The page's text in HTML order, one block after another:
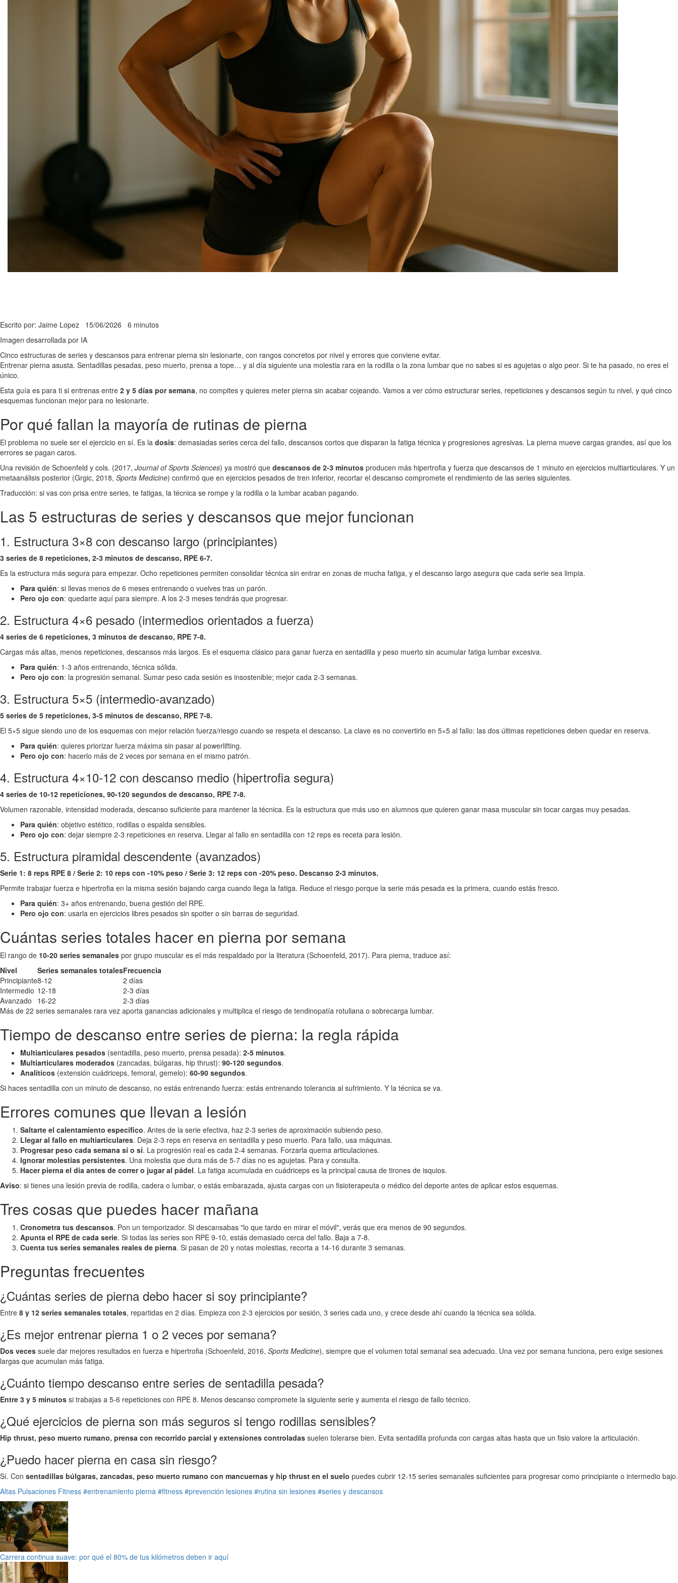
Escrito por: Jaime Lopez 15/06/2026 6 minutos
Imagen desarrollada por IA
Cinco estructuras de series y descansos para entrenar pierna sin lesionarte, con rangos concretos por nivel y errores que conviene evitar.
Entrenar pierna asusta. Sentadillas pesadas, peso muerto, prensa a tope… y al día siguiente una molestia rara en la rodilla o la zona lumbar que no sabes si es agujetas o algo peor. Si te ha pasado, no eres el
único.
Esta guía es para ti si entrenas entre 2 y 5 días por semana, no compites y quieres meter pierna sin acabar cojeando. Vamos a ver cómo estructurar series, repeticiones y descansos según tu nivel, y qué cinco
esquemas funcionan mejor para no lesionarte.
Por qué fallan la mayoría de rutinas de pierna
El problema no suele ser el ejercicio en sí. Es la dosis: demasiadas series cerca del fallo, descansos cortos que disparan la fatiga técnica y progresiones agresivas. La pierna mueve cargas grandes, así que los
errores se pagan caros.
Una revisión de Schoenfeld y cols. (2017, Journal of Sports Sciences) ya mostró que descansos de 2-3 minutos producen más hipertrofia y fuerza que descansos de 1 minuto en ejercicios multiarticulares. Y un
metaanálisis posterior (Grgic, 2018, Sports Medicine) confirmó que en ejercicios pesados de tren inferior, recortar el descanso compromete el rendimiento de las series siguientes.
Traducción: si vas con prisa entre series, te fatigas, la técnica se rompe y la rodilla o la lumbar acaban pagando.
Las 5 estructuras de series y descansos que mejor funcionan
1. Estructura 3×8 con descanso largo (principiantes)
3 series de 8 repeticiones, 2-3 minutos de descanso, RPE 6-7.
Es la estructura más segura para empezar. Ocho repeticiones permiten consolidar técnica sin entrar en zonas de mucha fatiga, y el descanso largo asegura que cada serie sea limpia.
Para quién: si llevas menos de 6 meses entrenando o vuelves tras un parón.
Pero ojo con: quedarte aquí para siempre. A los 2-3 meses tendrás que progresar.
2. Estructura 4×6 pesado (intermedios orientados a fuerza)
4 series de 6 repeticiones, 3 minutos de descanso, RPE 7-8.
Cargas más altas, menos repeticiones, descansos más largos. Es el esquema clásico para ganar fuerza en sentadilla y peso muerto sin acumular fatiga lumbar excesiva.
Para quién: 1-3 años entrenando, técnica sólida.
Pero ojo con: la progresión semanal. Sumar peso cada sesión es insostenible; mejor cada 2-3 semanas.
3. Estructura 5×5 (intermedio-avanzado)
5 series de 5 repeticiones, 3-5 minutos de descanso, RPE 7-8.
El 5×5 sigue siendo uno de los esquemas con mejor relación fuerza/riesgo cuando se respeta el descanso. La clave es no convertirlo en 5×5 al fallo: las dos últimas repeticiones deben quedar en reserva.
Para quién: quieres priorizar fuerza máxima sin pasar al powerlifting.
Pero ojo con: hacerlo más de 2 veces por semana en el mismo patrón.
4. Estructura 4×10-12 con descanso medio (hipertrofia segura)
4 series de 10-12 repeticiones, 90-120 segundos de descanso, RPE 7-8.
Volumen razonable, intensidad moderada, descanso suficiente para mantener la técnica. Es la estructura que más uso en alumnos que quieren ganar masa muscular sin tocar cargas muy pesadas.
Para quién: objetivo estético, rodillas o espalda sensibles.
Pero ojo con: dejar siempre 2-3 repeticiones en reserva. Llegar al fallo en sentadilla con 12 reps es receta para lesión.
5. Estructura piramidal descendente (avanzados)
Serie 1: 8 reps RPE 8 / Serie 2: 10 reps con -10% peso / Serie 3: 12 reps con -20% peso. Descanso 2-3 minutos.
Permite trabajar fuerza e hipertrofia en la misma sesión bajando carga cuando llega la fatiga. Reduce el riesgo porque la serie más pesada es la primera, cuando estás fresco.
Para quién: 3+ años entrenando, buena gestión del RPE.
Pero ojo con: usarla en ejercicios libres pesados sin spotter o sin barras de seguridad.
Cuántas series totales hacer en pierna por semana
El rango de 10-20 series semanales por grupo muscular es el más respaldado por la literatura (Schoenfeld, 2017). Para pierna, traduce así:
Nivel
Series semanales totalesFrecuencia
Principiante8-12
2 días
Intermedio 12-18
2-3 días
Avanzado
16-22
2-3 días
Más de 22 series semanales rara vez aporta ganancias adicionales y multiplica el riesgo de tendinopatía rotuliana o sobrecarga lumbar.
Tiempo de descanso entre series de pierna: la regla rápida
Multiarticulares pesados (sentadilla, peso muerto, prensa pesada): 2-5 minutos.
Multiarticulares moderados (zancadas, búlgaras, hip thrust): 90-120 segundos.
Analíticos (extensión cuádriceps, femoral, gemelo): 60-90 segundos.
Si haces sentadilla con un minuto de descanso, no estás entrenando fuerza: estás entrenando tolerancia al sufrimiento. Y la técnica se va.
Errores comunes que llevan a lesión
Saltarte el calentamiento específico. Antes de la serie efectiva, haz 2-3 series de aproximación subiendo peso.
Llegar al fallo en multiarticulares. Deja 2-3 reps en reserva en sentadilla y peso muerto. Para fallo, usa máquinas.
Progresar peso cada semana sí o sí. La progresión real es cada 2-4 semanas. Forzarla quema articulaciones.
Ignorar molestias persistentes. Una molestia que dura más de 5-7 días no es agujetas. Para y consulta.
Hacer pierna el día antes de correr o jugar al pádel. La fatiga acumulada en cuádriceps es la principal causa de tirones de isquios.
Aviso: si tienes una lesión previa de rodilla, cadera o lumbar, o estás embarazada, ajusta cargas con un fisioterapeuta o médico del deporte antes de aplicar estos esquemas.
Tres cosas que puedes hacer mañana
Cronometra tus descansos. Pon un temporizador. Si descansabas "lo que tardo en mirar el móvil", verás que era menos de 90 segundos.
Apunta el RPE de cada serie. Si todas las series son RPE 9-10, estás demasiado cerca del fallo. Baja a 7-8.
Cuenta tus series semanales reales de pierna. Si pasan de 20 y notas molestias, recorta a 14-16 durante 3 semanas.
Preguntas frecuentes
¿Cuántas series de pierna debo hacer si soy principiante?
Entre 8 y 12 series semanales totales, repartidas en 2 días. Empieza con 2-3 ejercicios por sesión, 3 series cada uno, y crece desde ahí cuando la técnica sea sólida.
¿Es mejor entrenar pierna 1 o 2 veces por semana?
Dos veces suele dar mejores resultados en fuerza e hipertrofia (Schoenfeld, 2016, Sports Medicine), siempre que el volumen total semanal sea adecuado. Una vez por semana funciona, pero exige sesiones
largas que acumulan más fatiga.
¿Cuánto tiempo descanso entre series de sentadilla pesada?
Entre 3 y 5 minutos si trabajas a 5-6 repeticiones con RPE 8. Menos descanso compromete la siguiente serie y aumenta el riesgo de fallo técnico.
¿Qué ejercicios de pierna son más seguros si tengo rodillas sensibles?
Hip thrust, peso muerto rumano, prensa con recorrido parcial y extensiones controladas suelen tolerarse bien. Evita sentadilla profunda con cargas altas hasta que un fisio valore la articulación.
¿Puedo hacer pierna en casa sin riesgo?
Sí. Con sentadillas búlgaras, zancadas, peso muerto rumano con mancuernas y hip thrust en el suelo puedes cubrir 12-15 series semanales suficientes para progresar como principiante o intermedio bajo.
Altas Pulsaciones Fitness #entrenamiento pierna #fitness #prevención lesiones #rutina sin lesiones #series y descansos
Carrera continua suave: por qué el 80% de tus kilómetros deben ir aquí